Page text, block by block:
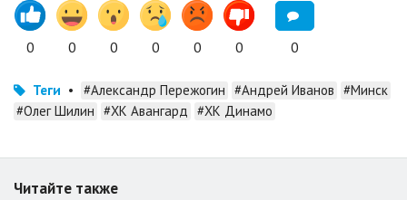
0 0 0 0 0 0 0
Теги • #Александр Пережогин #Андрей Иванов #Минск
#Олег Шилин #ХК Авангард #ХК Динамо
Читайте также